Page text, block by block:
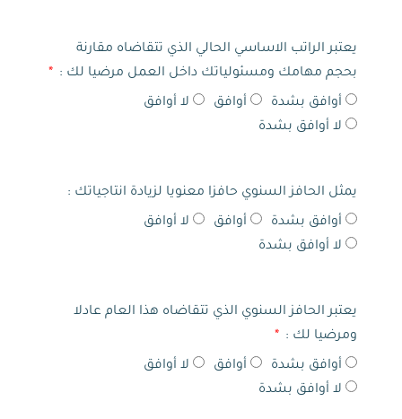
يعتبر الراتب الاساسي الحالي الذي تتقاضاه مقارنة
بحجم مهامك ومسئولياتك داخل العمل مرضيا لك :
أوافق بشدة أوافق
لا أوافق
لا أوافق بشدة
يمثل الحافز السنوي حافزا معنويا لزيادة انتاجياتك :
أوافق بشدة أوافق
لا أوافق
لا أوافق بشدة
يعتبر الحافز السنوي الذي تتقاضاه هذا العام عادلا
ومرضيا لك :
أوافق بشدة أوافق
لا أوافق
لا أوافق بشدة